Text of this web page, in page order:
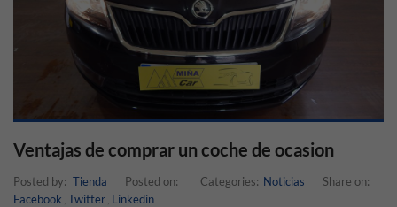
Ventajas de comprar un coche de ocasion
Posted by: Tienda Posted on: Categories: Noticias
Share on:
Facebook Twitter Linkedin